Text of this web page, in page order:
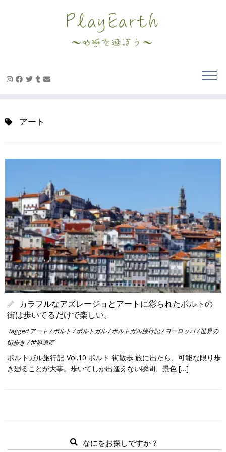
アート
カラフルなアズレージョとアートに彩られたポルトの
街は歩いてるだけで楽しい。
tagged アート/ポルト/ポルトガル/ポルトガル旅行記/ヨーロッパ/世界の
街歩き/世界遺産
ポルトガル旅行記 Vol.10 ポルト 街散歩 旅に出たら、可能な限り歩
き廻ることが大事。歩いてしか出逢えない瞬間、景色 […]
なにをお探しですか？